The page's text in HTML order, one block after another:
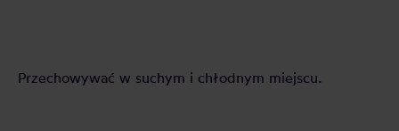
Przechowywać w suchym i chłodnym miejscu.